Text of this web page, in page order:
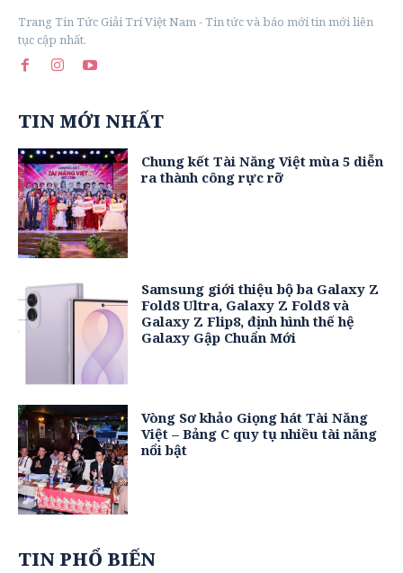
Trang Tin Tức Giải Trí Việt Nam - Tin tức và báo mới tin mới liên
tục cập nhất.
TIN MỚI NHẤT
Chung kết Tài Năng Việt mùa 5 diễn
ra thành công rực rỡ
Samsung giới thiệu bộ ba Galaxy Z
Fold8 Ultra, Galaxy Z Fold8 và
Galaxy Z Flip8, định hình thế hệ
Galaxy Gập Chuẩn Mới
Vòng Sơ khảo Giọng hát Tài Năng
Việt – Bảng C quy tụ nhiều tài năng
nổi bật
TIN PHỔ BIẾN